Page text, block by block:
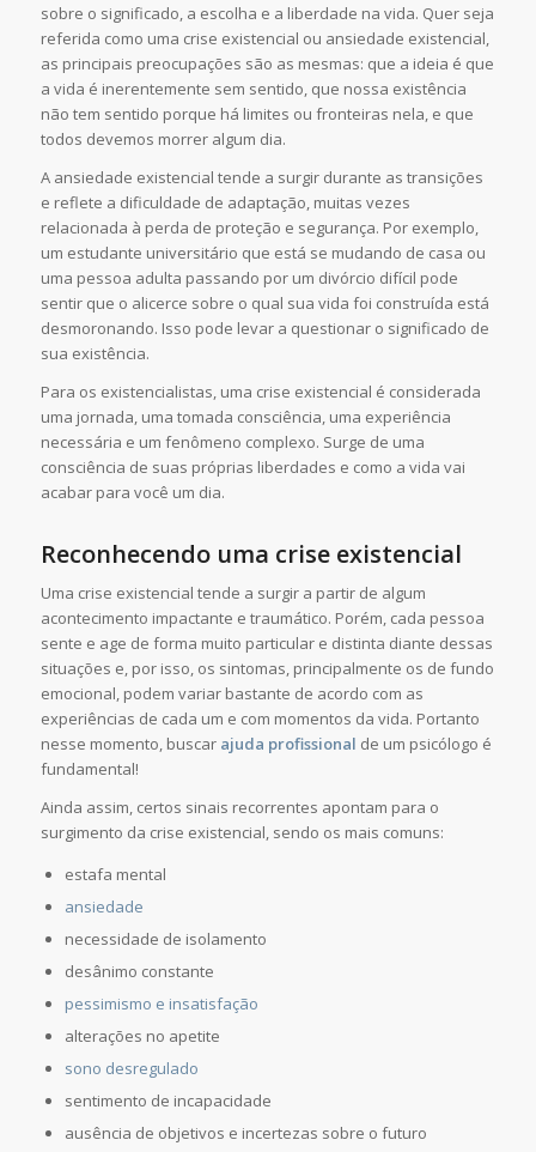
sobre o significado, a escolha e a liberdade na vida. Quer seja
referida como uma crise existencial ou ansiedade existencial,
as principais preocupações são as mesmas: que a ideia é que
a vida é inerentemente sem sentido, que nossa existência
não tem sentido porque há limites ou fronteiras nela, e que
todos devemos morrer algum dia.
A ansiedade existencial tende a surgir durante as transições
e reflete a dificuldade de adaptação, muitas vezes
relacionada à perda de proteção e segurança. Por exemplo,
um estudante universitário que está se mudando de casa ou
uma pessoa adulta passando por um divórcio difícil pode
sentir que o alicerce sobre o qual sua vida foi construída está
desmoronando. Isso pode levar a questionar o significado de
sua existência.
Para os existencialistas, uma crise existencial é considerada
uma jornada, uma tomada consciência, uma experiência
necessária e um fenômeno complexo. Surge de uma
consciência de suas próprias liberdades e como a vida vai
acabar para você um dia.
Reconhecendo uma crise existencial
Uma crise existencial tende a surgir a partir de algum
acontecimento impactante e traumático. Porém, cada pessoa
sente e age de forma muito particular e distinta diante dessas
situações e, por isso, os sintomas, principalmente os de fundo
emocional, podem variar bastante de acordo com as
experiências de cada um e com momentos da vida. Portanto
nesse momento, buscar ajuda profissional de um psicólogo é
fundamental!
Ainda assim, certos sinais recorrentes apontam para o
surgimento da crise existencial, sendo os mais comuns:
estafa mental
ansiedade
necessidade de isolamento
desânimo constante
pessimismo e insatisfação
alterações no apetite
sono desregulado
sentimento de incapacidade
ausência de objetivos e incertezas sobre o futuro